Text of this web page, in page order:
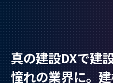
真の建設DXで建
憧れの業界に。